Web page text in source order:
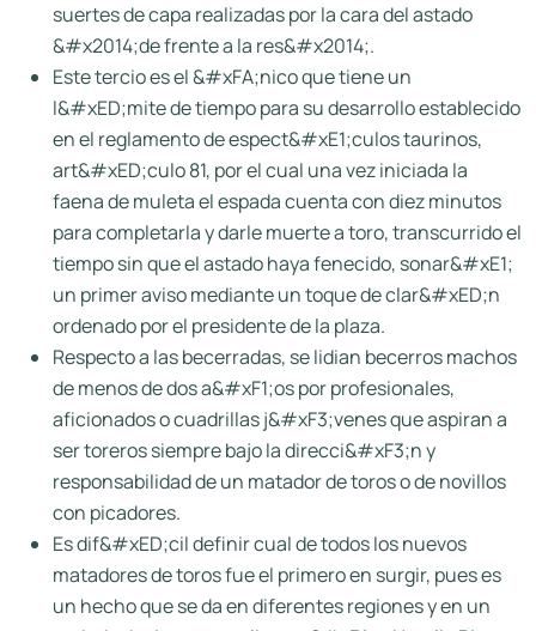
suertes de capa realizadas por la cara del astado
&#x2014;de frente a la res&#x2014;.
Este tercio es el &#xFA;nico que tiene un
l&#xED;mite de tiempo para su desarrollo establecido
en el reglamento de espect&#xE1;culos taurinos,
art&#xED;culo 81, por el cual una vez iniciada la
faena de muleta el espada cuenta con diez minutos
para completarla y darle muerte a toro, transcurrido el
tiempo sin que el astado haya fenecido, sonar&#xE1;
un primer aviso mediante un toque de clar&#xED;n
ordenado por el presidente de la plaza.
Respecto a las becerradas, se lidian becerros machos
de menos de dos a&#xF1;os por profesionales,
aficionados o cuadrillas j&#xF3;venes que aspiran a
ser toreros siempre bajo la direcci&#xF3;n y
responsabilidad de un matador de toros o de novillos
con picadores.
Es dif&#xED;cil definir cual de todos los nuevos
matadores de toros fue el primero en surgir, pues es
un hecho que se da en diferentes regiones y en un